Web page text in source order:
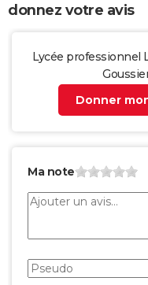
donnez votre avis
Lycée professionnel
Donner
Ma note